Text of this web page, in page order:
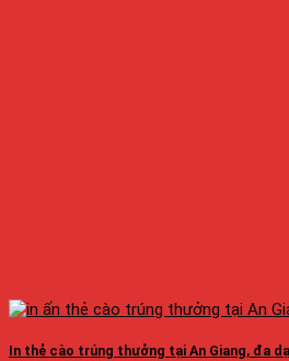
In thẻ cào trúng thưởng tại An Giang, đa